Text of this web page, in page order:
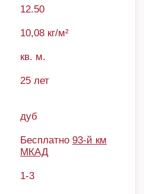
12.50
10,08 кг/м²
кв. м.
25 лет
дуб
Бесплатно 93-й км
МКАД
1-3